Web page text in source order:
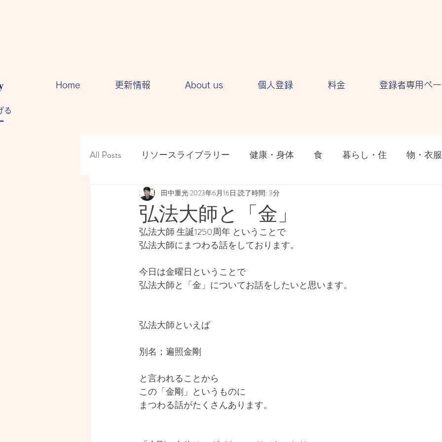
る​
Home 更新情報 About us 個人登録 料金 登録者専用ペ
All Posts リソースライブラリー 健康・身体 食 暮らし・住 物・衣
人間関係・・コミュニケーション 気持ち・感情
経済・マネーリテラシー 和文化・日本の文化風習
見えない世界 写真 お仕事情報
弘法大師と「金」
田中重光 2023年6月16日 読了時間: 3分
弘法大師 生誕1250周年 ということで
弘法大師にまつわる話をしております。
今日は金曜日ということで
弘法大師と「金」についてお話をしたいと思います。
弘法大師といえば
別名；遍照金剛
と言われることから
この「金剛」というものに
まつわる話がたくさんあります。